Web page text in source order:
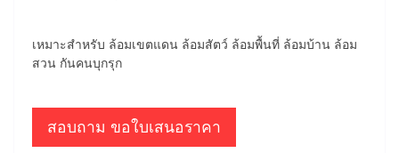
เหมาะสำหรับ ล้อมเขตแดน ล้อมสัตว์ ล้อมพื้นที่ ล้อมบ้าน ล้อม
สวน กันคนบุกรุก
สอบถาม ขอใบเสนอราคา